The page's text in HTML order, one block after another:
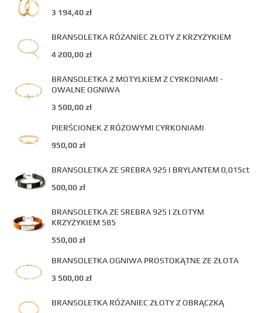
3 194,40zł
BRANSOLETKA RÓŻANIEC ZŁOTY Z KRZYŻYKIEM
4 200,00zł
BRANSOLETKA Z MOTYLKIEM Z CYRKONIAMI -
OWALNE OGNIWA
3 500,00zł
PIERŚCIONEK Z RÓŻOWYMI CYRKONIAMI
950,00zł
BRANSOLETKA ZE SREBRA 925 I BRYLANTEM 0,015ct
500,00zł
BRANSOLETKA ZE SREBRA 925 I ZŁOTYM
KRZYŻYKIEM 585
550,00zł
BRANSOLETKA OGNIWA PROSTOKĄTNE ZE ZŁOTA
3 500,00zł
BRANSOLETKA RÓŻANIEC ZŁOTY Z OBRĄCZKĄ